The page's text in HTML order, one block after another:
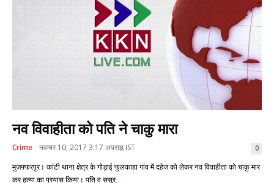
नव विवाहीता को पति ने चाकु मारा
Crime नवम्बर 10, 2017 3:17 अपराह्न IST 0
मुजफ्फरपुर। कांटी थाना क्षेत्र के गोड़ाई फुलकाहा गांव में दहेज को लेकर नव विवाहीता को चाकु मार
कर हत्या का प्रयास किया। पति व ससुर...